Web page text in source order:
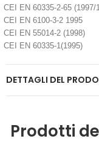
CEI EN 60335-2-65 (1997/
CEI EN 6100-3-2 1995
CEI EN 55014-2 (1998)
CEI EN 60335-1(1995)
DETTAGLI DEL
Prodotti